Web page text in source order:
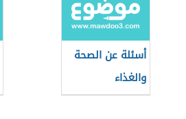
أسئلة عن الصحة
والغذاء